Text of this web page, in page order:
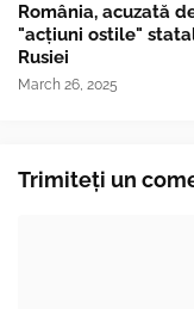
România, acuzată
"acțiuni ostile"
Rusiei
March 26, 2025
Trimiteți un